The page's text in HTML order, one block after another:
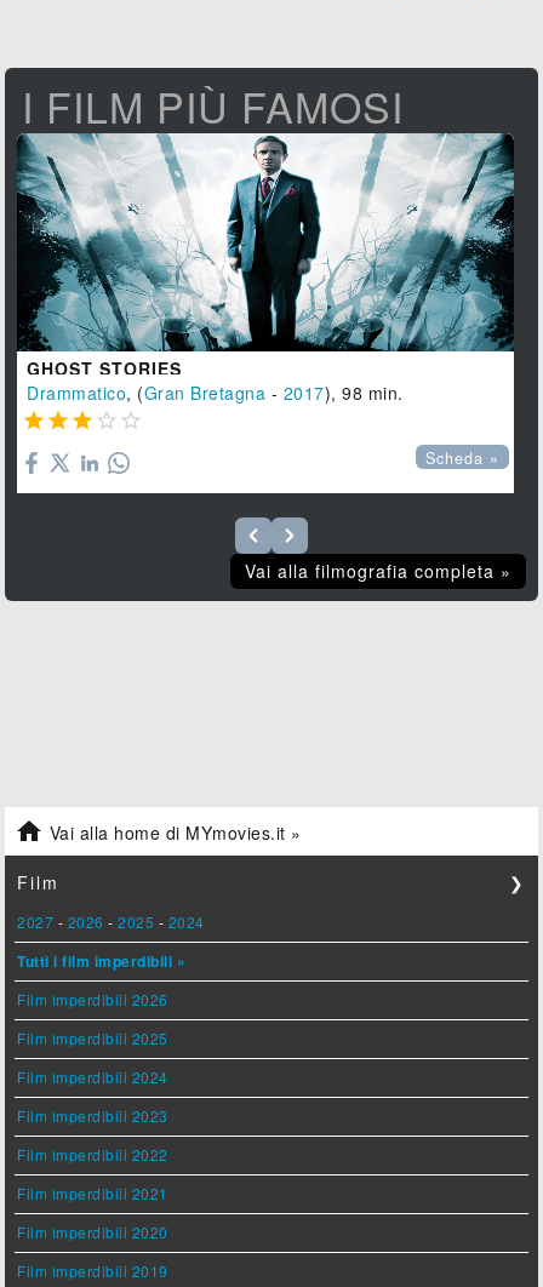
I FILM PIÙ FAMOSI
GHOST STORIES
Drammatico, (Gran Bretagna - 2017), 98 min.
    
Scheda »
Vai alla filmografia completa »
 Vai alla home di MYmovies.it »
Film ❯
2027 - 2026 -2025 - 2024
Tutti i film imperdibili »
Film imperdibili 2026
Film imperdibili 2025
Film imperdibili 2024
Film imperdibili 2023
Film imperdibili 2022
Film imperdibili 2021
Film imperdibili 2020
Film imperdibili 2019